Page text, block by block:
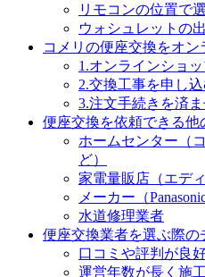
リモコンの位置で
ウォシュレットの
コメリの便座交換をオ
1.オンラインショ
2.交換工事を申し
3.注文手続きを済ま
便座交換を依頼できる他
ホームセンター（
ど）
家電量販店（エデ
メーカー（
水道修理業者
便座交換業者を選ぶ際の
口コミや評判が良
運営年数が長く施